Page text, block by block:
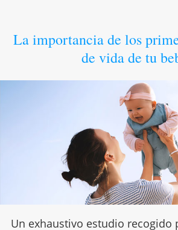
La importancia de los
de vida de tu
Un exhaustivo estudio recogido